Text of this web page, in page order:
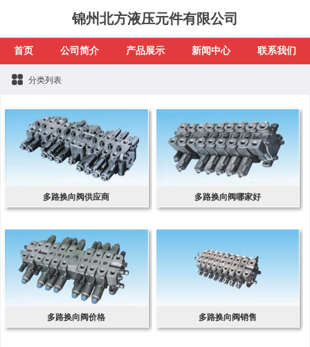
锦州北方液压元件有限公司
首页 公司简介 产品展示 新闻中心 联系我们
分类列表
多路换向阀供应商 多路换向阀哪家好
多路换向阀价格 多路换向阀销售